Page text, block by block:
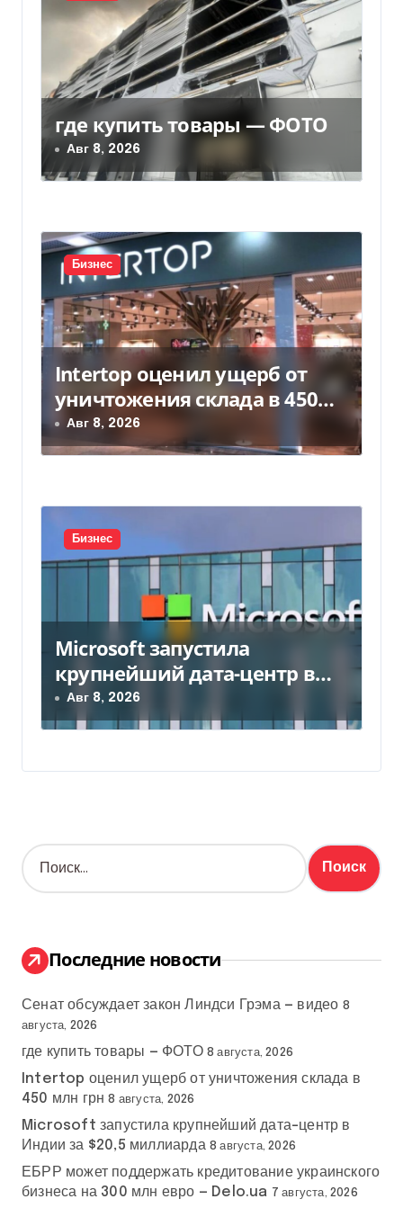
я
о
з
а
и
с
я
м
где купить товары — ФОТО
Авг 8, 2026
Бизнес
Intertop оценил ущерб от
уничтожения склада в 450
млн грн
Авг 8, 2026
Бизнес
Microsoft запустила
крупнейший дата-центр в
Индии за $20,5 миллиарда
Авг 8, 2026
Н
а
:
Последние новости
Сенат обсуждает закон Линдси Грэма — видео 8
августа, 2026
где купить товары — ФОТО 8 августа, 2026
Intertop оценил ущерб от уничтожения склада в
450 млн грн 8 августа, 2026
Microsoft запустила крупнейший дата-центр в
Индии за $20,5 миллиарда 8 августа, 2026
ЕБРР может поддержать кредитование украинского
бизнеса на 300 млн евро — Delo.ua 7 августа, 2026